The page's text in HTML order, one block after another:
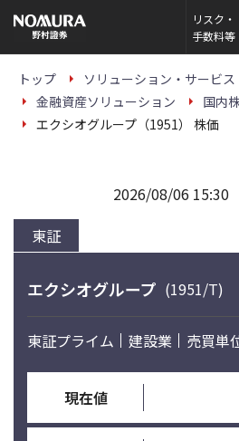
の
ー
リスク・
手数料等
トップ
ソリューション・サービス
金融資産ソリューション
国内
エクシオグループ（1951） 株価
東証
2026/08/06 15:30
エクシオグループ (1951/T)
東証プライム 建設業 売買単
現在値